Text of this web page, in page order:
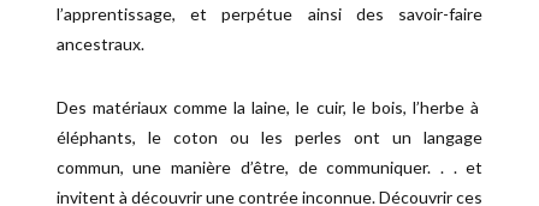
l’apprentissage, et perpétue ainsi des savoir-faire
ancestraux.
Des matériaux comme la laine, le cuir, le bois, l’herbe à
éléphants, le coton ou les perles ont un langage
commun, une manière d’être, de communiquer. . . et
invitent à découvrir une contrée inconnue. Découvrir ces